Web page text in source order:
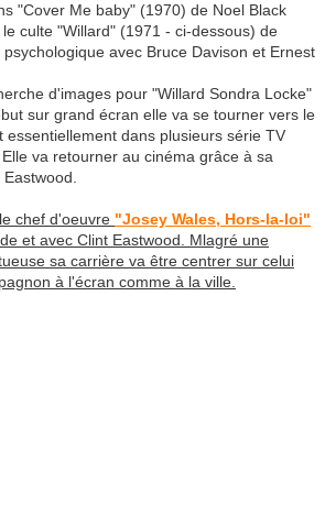
"Cover Me baby" (1970) de Noel Black
culte "Willard" (1971 - ci-dessous) de
avec Bruce Davison et Ernest
sur grand écran elle va se tourner vers le
essentiellement dans plusieurs série TV
va retourner au cinéma grâce à sa
chef d'oeuvre "Josey Wales, Hors-la-loi"
et avec Clint Eastwood. Mlagré une
sa carrière va être centrer sur celui
à l'écran comme à la ville.